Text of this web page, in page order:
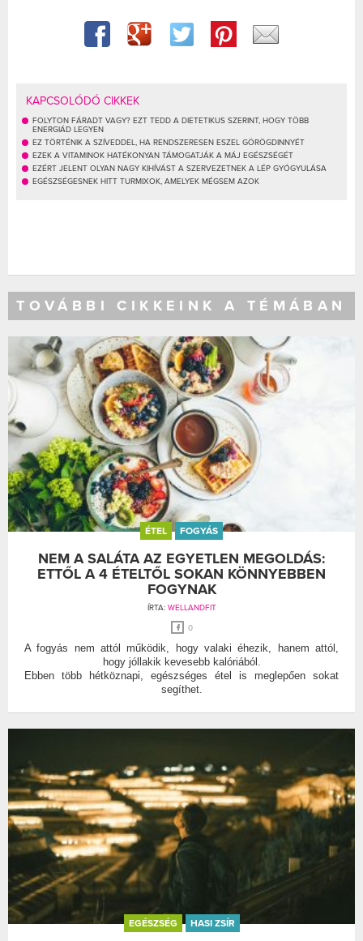
KAPCSOLÓDÓ CIKKEK
FOLYTON FÁRADT VAGY? EZT TEDD A DIETETIKUS SZERINT, HOGY TÖBB
ENERGIÁD LEGYEN
EZ TÖRTÉNIK A SZÍVEDDEL, HA RENDSZERESEN ESZEL GÖRÖGDINNYÉT
EZEK A VITAMINOK HATÉKONYAN TÁMOGATJÁK A MÁJ EGÉSZSÉGÉT
EZÉRT JELENT OLYAN NAGY KIHÍVÁST A SZERVEZETNEK A LÉP GYÓGYULÁSA
EGÉSZSÉGESNEK HITT TURMIXOK, AMELYEK MÉGSEM AZOK
TOVÁBBI CIKKEINK A TÉMÁBAN
ÉTEL FOGYÁS
NEM A SALÁTA AZ EGYETLEN MEGOLDÁS:
ETTŐL A 4 ÉTELTŐL SOKAN KÖNNYEBBEN
FOGYNAK
ÍRTA: WELLANDFIT
0
A fogyás nem attól működik, hogy valaki éhezik, hanem attól,
hogy jóllakik kevesebb kalóriából.
Ebben több hétköznapi, egészséges étel is meglepően sokat
segíthet.
EGÉSZSÉG HASI ZSÍR